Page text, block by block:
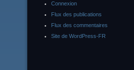
Connexion
Flux des publications
Flux des commentaires
Site de WordPress-FR